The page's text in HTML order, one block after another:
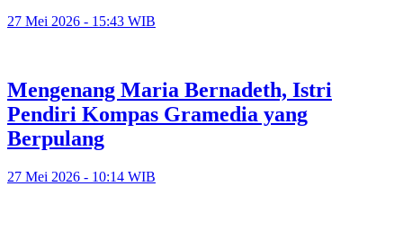
27 Mei 2026 - 15:43 WIB
Mengenang Maria Bernadeth, Istri
Pendiri Kompas Gramedia yang
Berpulang
27 Mei 2026 - 10:14 WIB